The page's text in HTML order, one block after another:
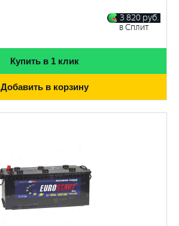
3 820 руб.
в Сплит
Купить в 1 клик
Добавить в корзину